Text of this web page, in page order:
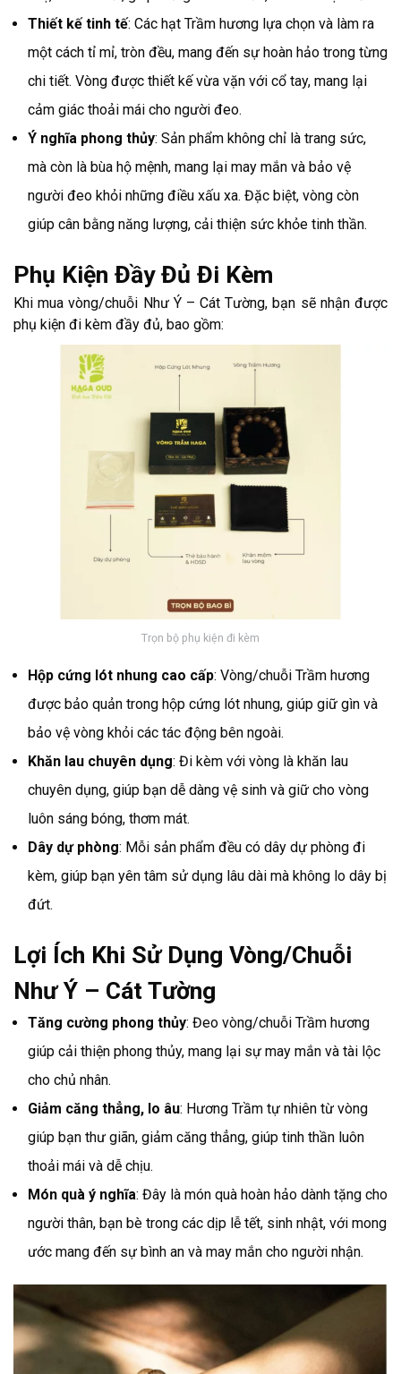
Thiết kế tinh tế: Các hạt Trầm hương lựa chọn và làm ra
một cách tỉ mỉ, tròn đều, mang đến sự hoàn hảo trong từng
chi tiết. Vòng được thiết kế vừa vặn với cổ tay, mang lại
cảm giác thoải mái cho người đeo.
Ý nghĩa phong thủy: Sản phẩm không chỉ là trang sức,
mà còn là bùa hộ mệnh, mang lại may mắn và bảo vệ
người đeo khỏi những điều xấu xa. Đặc biệt, vòng còn
giúp cân bằng năng lượng, cải thiện sức khỏe tinh thần.
Phụ Kiện Đầy Đủ Đi Kèm
Khi mua vòng/chuỗi Như Ý – Cát Tường, bạn sẽ nhận được
phụ kiện đi kèm đầy đủ, bao gồm:
Trọn bộ phụ kiện đi kèm
Hộp cứng lót nhung cao cấp: Vòng/chuỗi Trầm hương
được bảo quản trong hộp cứng lót nhung, giúp giữ gìn và
bảo vệ vòng khỏi các tác động bên ngoài.
Khăn lau chuyên dụng: Đi kèm với vòng là khăn lau
chuyên dụng, giúp bạn dễ dàng vệ sinh và giữ cho vòng
luôn sáng bóng, thơm mát.
Dây dự phòng: Mỗi sản phẩm đều có dây dự phòng đi
kèm, giúp bạn yên tâm sử dụng lâu dài mà không lo dây bị
đứt.
Lợi Ích Khi Sử Dụng Vòng/Chuỗi
Như Ý – Cát Tường
Tăng cường phong thủy: Đeo vòng/chuỗi Trầm hương
giúp cải thiện phong thủy, mang lại sự may mắn và tài lộc
cho chủ nhân.
Giảm căng thẳng, lo âu: Hương Trầm tự nhiên từ vòng
giúp bạn thư giãn, giảm căng thẳng, giúp tinh thần luôn
thoải mái và dễ chịu.
Món quà ý nghĩa: Đây là món quà hoàn hảo dành tặng cho
người thân, bạn bè trong các dịp lễ tết, sinh nhật, với mong
ước mang đến sự bình an và may mắn cho người nhận.